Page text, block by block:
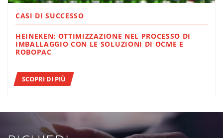
CASI DI SUCCESSO
HEINEKEN: OTTIMIZZAZIONE NEL PROCESSO DI
IMBALLAGGIO CON LE SOLUZIONI DI OCME E
ROBOPAC
SCOPRI DI PIÙ